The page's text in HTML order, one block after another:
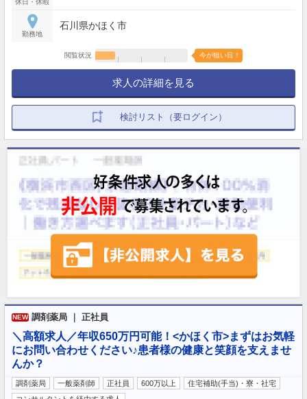
休日・休暇
勤務地
石川県かほく市
閲覧状況 今が狙い目！
求人の詳細を見る
検討リスト（要ログイン）
NEW 調剤薬局 ｜ 正社員
＼高額求人／年収650万円可能！<かほく市>まずはお気軽
にお問い合わせください♪患者様の健康と笑顔を支えませ
んか？
調剤薬局 一般薬剤師 正社員 600万以上
住宅補助(手当)・寮・社宅